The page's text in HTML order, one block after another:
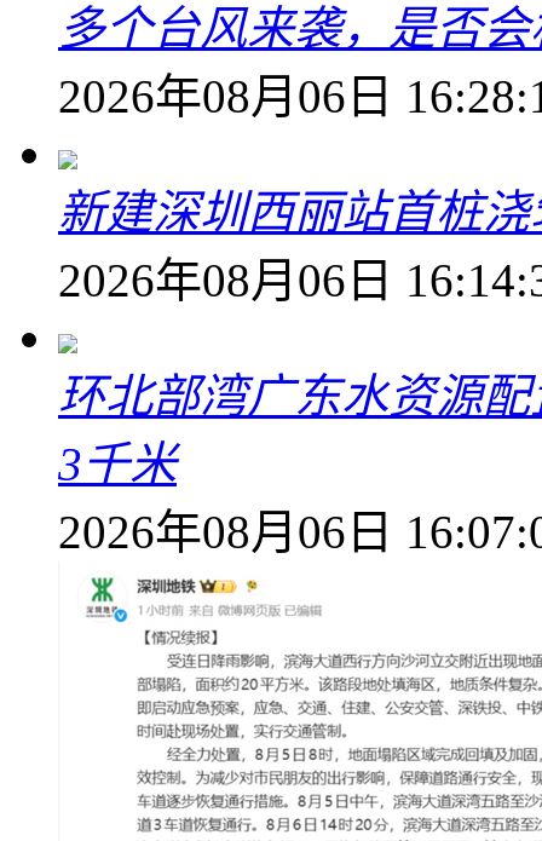
多个台风来袭，是否
2026年08月06日
新建深圳西丽站首桩
2026年08月06日
环北部湾广东水资源
3千米
2026年08月06日